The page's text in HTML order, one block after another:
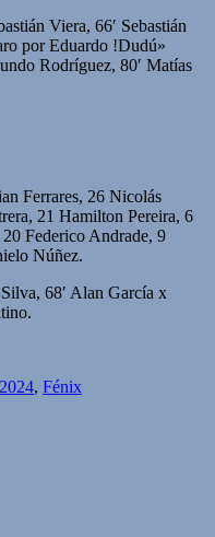
Viera, 66′ Sebastián
por Eduardo !Dudú»
Rodríguez, 80′ Matías
Ferrares, 26 Nicolás
21 Hamilton Pereira, 6
Federico Andrade, 9
Núñez.
68′ Alan García x
, Fénix